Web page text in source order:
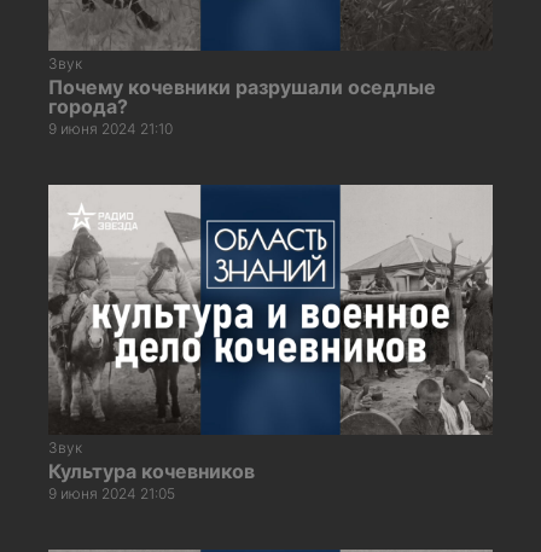
Звук
Почему кочевники разрушали оседлые
города?
9 июня 2024 21:10
Звук
Культура кочевников
9 июня 2024 21:05